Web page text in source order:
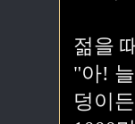
젊을
"아!
덩이